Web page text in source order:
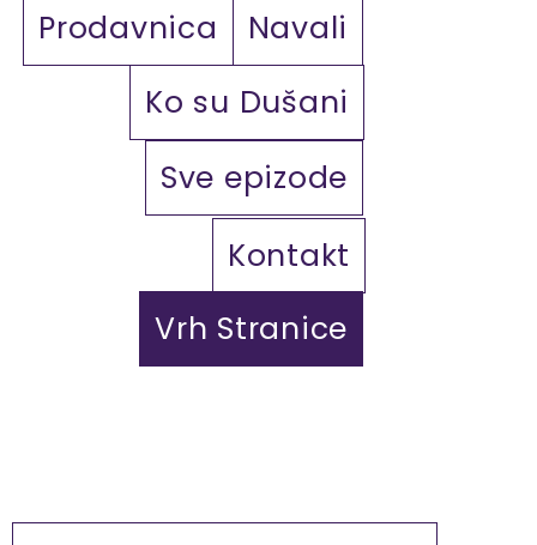
Prodavnica
Navali
Ko su Dušani
Sve epizode
Kontakt
Vrh Stranice